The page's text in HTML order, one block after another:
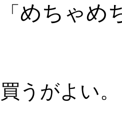
めちゃめ
うがよい。